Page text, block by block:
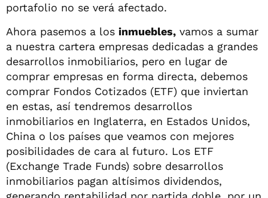
portafolio no se verá afectado.
Ahora pasemos a los inmuebles, vamos a sumar
a nuestra cartera empresas dedicadas a grandes
desarrollos inmobiliarios, pero en lugar de
comprar empresas en forma directa, debemos
comprar Fondos Cotizados (ETF) que inviertan
en estas, así tendremos desarrollos
inmobiliarios en Inglaterra, en Estados Unidos,
China o los países que veamos con mejores
posibilidades de cara al futuro. Los ETF
(Exchange Trade Funds) sobre desarrollos
inmobiliarios pagan altísimos dividendos,